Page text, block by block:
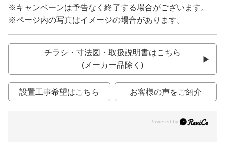
※キャンペーンは予告なく終了する場合がございます。
※ページ内の写真はイメージの場合があります。
チラシ・寸法図・取扱説明書はこちら
(メーカー品除く)
設置工事希望はこちら お客様の声をご紹介